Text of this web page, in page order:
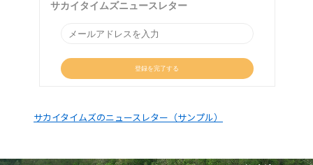
サカイタイムズのニュースレター（サンプル）